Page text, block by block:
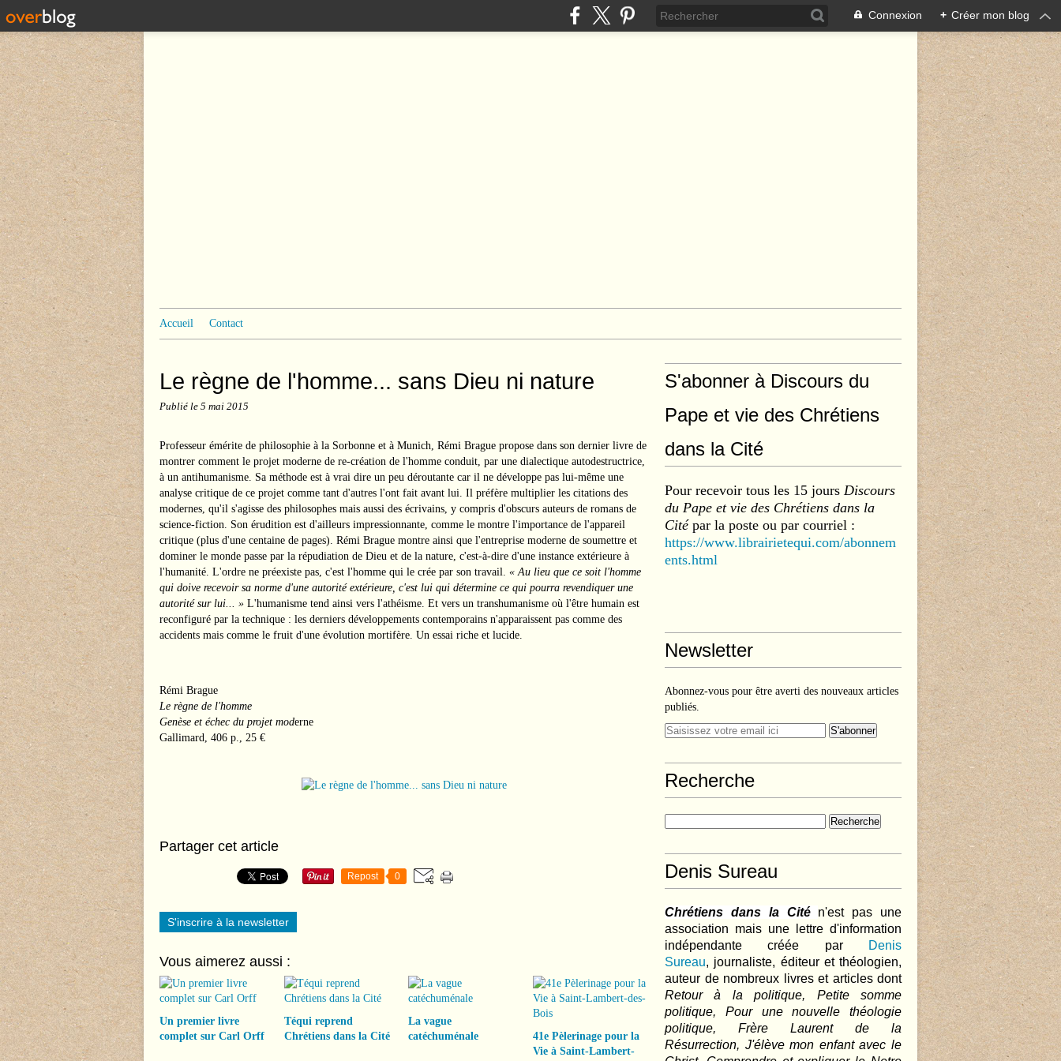
Connexion + Créer mon blog
Accueil Contact
Le règne de l'homme... sans Dieu ni nature
Publié le 5 mai 2015
Professeur émérite de philosophie à la Sorbonne et à Munich, Rémi Brague propose dans son dernier livre de
montrer comment le projet moderne de re-création de l'homme conduit, par une dialectique autodestructrice,
à un antihumanisme. Sa méthode est à vrai dire un peu déroutante car il ne développe pas lui-même une
analyse critique de ce projet comme tant d'autres l'ont fait avant lui. Il préfère multiplier les citations des
modernes, qu'il s'agisse des philosophes mais aussi des écrivains, y compris d'obscurs auteurs de romans de
science-fiction. Son érudition est d'ailleurs impressionnante, comme le montre l'importance de l'appareil
critique (plus d'une centaine de pages). Rémi Brague montre ainsi que l'entreprise moderne de soumettre et
dominer le monde passe par la répudiation de Dieu et de la nature, c'est-à-dire d'une instance extérieure à
l'humanité. L'ordre ne préexiste pas, c'est l'homme qui le crée par son travail. « Au lieu que ce soit l'homme
qui doive recevoir sa norme d'une autorité extérieure, c'est lui qui détermine ce qui pourra revendiquer une
autorité sur lui... » L'humanisme tend ainsi vers l'athéisme. Et vers un transhumanisme où l'être humain est
reconfiguré par la technique : les derniers développements contemporains n'apparaissent pas comme des
accidents mais comme le fruit d'une évolution mortifère. Un essai riche et lucide.
Rémi Brague
Le règne de l'homme
Genèse et échec du projet moderne
Gallimard, 406 p., 25 €
Partager cet article
Repost 0
S'inscrire à la newsletter
Vous aimerez aussi :
Un premier livre
complet sur Carl Orff
Téqui reprend
Chrétiens dans la Cité
La vague
catéchuménale
41e Pèlerinage pour la
Vie à Saint-Lambert-
S'abonner à Discours du
Pape et vie des Chrétiens
dans la Cité
Pour recevoir tous les 15 jours Discours
du Pape et vie des Chrétiens dans la
Citépar la poste ou par courriel :
https://www.librairietequi.com/abonnem
ents.html
Newsletter
Abonnez-vous pour être averti des nouveaux articles
publiés.
Recherche
Denis Sureau
Chrétiens dans la Cité
n'est pas une
association mais une lettre d'information
indépendante créée par
Denis
Sureau, journaliste, éditeur et théologien,
auteur de nombreux livres et articles dont
Retour à la politique, Petite somme
politique, Pour une nouvelle théologie
politique, Frère Laurent de la
Résurrection, J'élève mon enfant avec le